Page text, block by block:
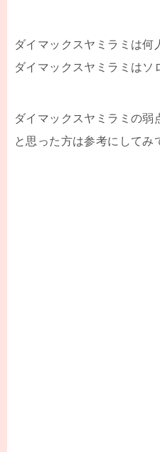
ダイマックスヤミラミは何
ダイマックスヤミラミはソ
ダイマックスヤミラミの弱
と思った方は参考にしてみ